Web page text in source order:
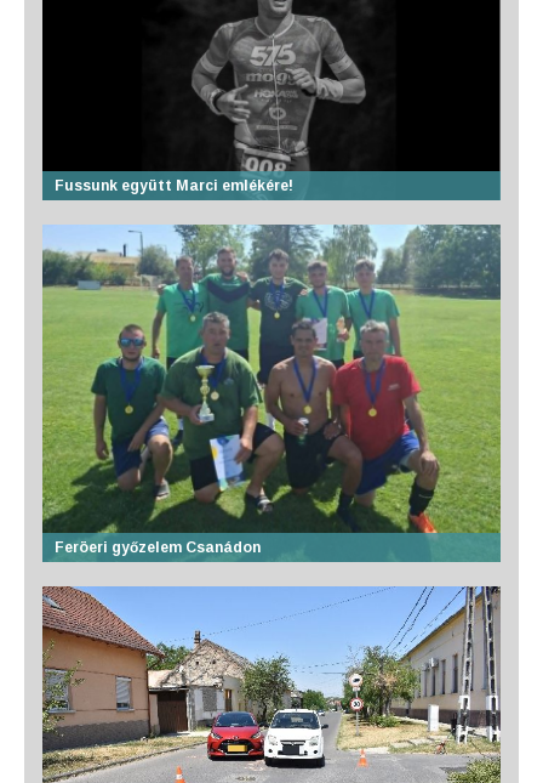
Fussunk együtt Marci emlékére!
Feröeri győzelem Csanádon